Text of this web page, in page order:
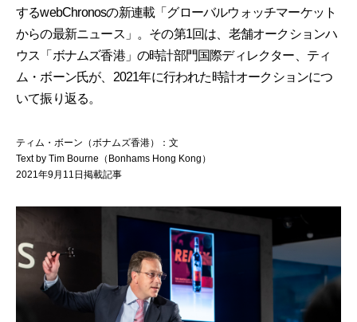
するwebChronosの新連載「グローバルウォッチマーケット
からの最新ニュース」。その第1回は、老舗オークションハ
ウス「ボナムズ香港」の時計部門国際ディレクター、ティ
ム・ボーン氏が、2021年に行われた時計オークションにつ
いて振り返る。
ティム・ボーン（ボナムズ香港）：文
Text by Tim Bourne（Bonhams Hong Kong）
2021年9月11日掲載記事